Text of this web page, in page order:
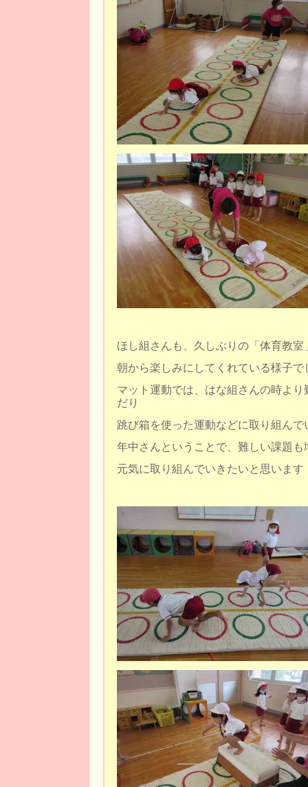
ほし組さんも、久しぶりの「体育教室
朝から楽しみにしてくれている様子で
マット運動では、はな組さんの時よ
だり
跳び箱を使った運動などに取り組んで
年中さんということで、難しい課題も
元気に取り組んでいきたいと思います